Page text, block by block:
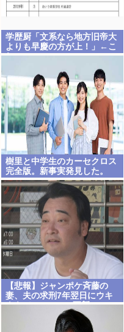
学歴厨「文系なら地方旧帝大
よりも早慶の方が上！」←こ
れ
樹里と中学生のカーセクロス
完全版。新事実発見した。
【悲報】ジャンポケ斉藤の
妻、夫の求刑7年翌日にウキ
ウキでInstagram更新